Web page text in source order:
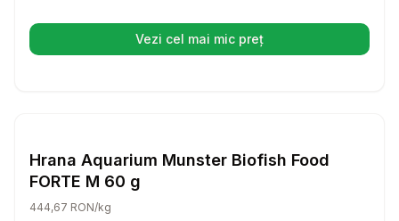
Vezi cel mai mic preț(se deschide într-o filă nouă)
Hrana Granule Pesti
Hrana Aquarium Munster Biofish Food
FORTE M 60 g
444,67 RON/kg